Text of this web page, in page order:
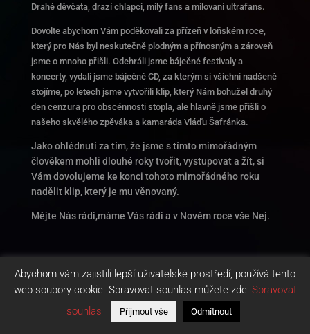
Drahé děvčata, drazí chlapci, milý fans a milovaní ultrafans.
Dovolte abychom Vám poděkovali za přízeň v loňském roce,
který pro Nás byl neskutečně plodným a přínosným a zároveň
jsme o mnoho přišli. Odehráli jsme báječné festivaly a
koncerty, vydali jsme báječné CD, za kterým si všichni nadšeně
stojíme, po letech jsme vytvořili klip, který Nám bohužel druhý
den cenzura pro obscénnosti stopla, ale hlavně jsme přišli o
našeho skvělého zpěváka a kamaráda Vláďu Šafránka.
Jako ohlédnutí za tím, že jsme s tímto mimořádným
člověkem mohli dlouhé roky tvořit, vystupovat a žít, si
Vám dovolujeme ke konci tohoto mimořádného roku
nadělit klip, který je mu věnovaný.
Mějte Nás rádi,máme Vás rádi a v Novém roce vše Nej.
Abychom vám zajistili lepší uživatelské prostředí, používá tento
web soubory cookie. Spravovat souhlas můžete zde: Spravovat
souhlas
Přijmout vše Odmítnout